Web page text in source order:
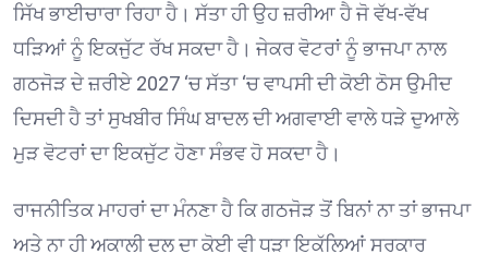
ਸਿੱਖ ਭਾਈਚਾਰਾ ਰਿਹਾ ਹੈ। ਸੱਤਾ ਹੀ ਉਹ ਜ਼ਰੀਆ ਹੈ ਜੋ ਵੱਖ-ਵੱਖ
ਧੜਿਆਂ ਨੂੰ ਇਕਜੁੱਟ ਰੱਖ ਸਕਦਾ ਹੈ। ਜੇਕਰ ਵੋਟਰਾਂ ਨੂੰ ਭਾਜਪਾ ਨਾਲ
ਗਠਜੋੜ ਦੇ ਜ਼ਰੀਏ 2027 ‘ਚ ਸੱਤਾ ‘ਚ ਵਾਪਸੀ ਦੀ ਕੋਈ ਠੋਸ ਉਮੀਦ
ਦਿਸਦੀ ਹੈ ਤਾਂ ਸੁਖਬੀਰ ਸਿੰਘ ਬਾਦਲ ਦੀ ਅਗਵਾਈ ਵਾਲੇ ਧੜੇ ਦੁਆਲੇ
ਮੁੜ ਵੋਟਰਾਂ ਦਾ ਇਕਜੁੱਟ ਹੋਣਾ ਸੰਭਵ ਹੋ ਸਕਦਾ ਹੈ।
ਰਾਜਨੀਤਿਕ ਮਾਹਰਾਂ ਦਾ ਮੰਨਣਾ ਹੈ ਕਿ ਗਠਜੋੜ ਤੋਂ ਬਿਨਾਂ ਨਾ ਤਾਂ ਭਾਜਪਾ
ਅਤੇ ਨਾ ਹੀ ਅਕਾਲੀ ਦਲ ਦਾ ਕੋਈ ਵੀ ਧੜਾ ਇਕੱਲਿਆਂ ਸਰਕਾਰ